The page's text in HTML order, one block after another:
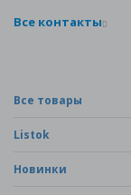
Все контакты
Все товары
Listok
Новинки